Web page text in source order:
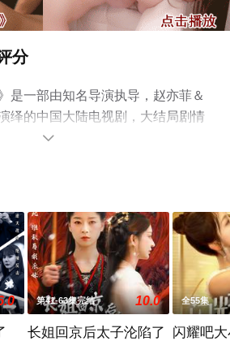
分
是一部由知名导演执导，赵亦菲＆
绎的中国大陆电视剧，大结局剧情
免费观看高清未删减完整版电视剧
了解。

第41-63集完结 10.0
长姐回京后太子沦陷了
全55集
闪耀吧